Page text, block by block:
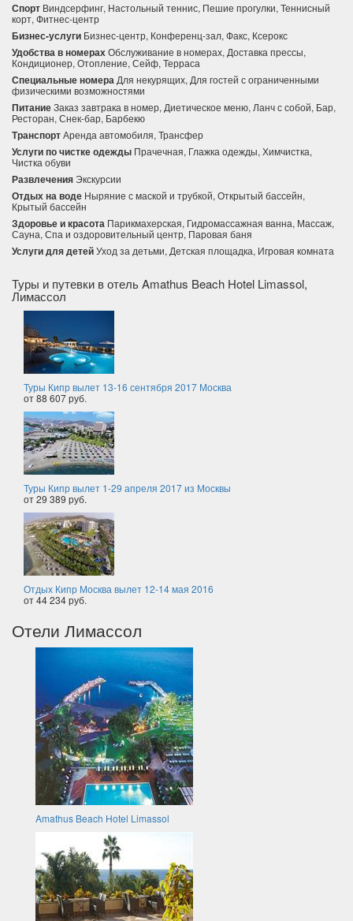
Спорт Виндсерфинг, Настольный теннис, Пешие прогулки, Теннисный
корт, Фитнес-центр
Бизнес-услуги Бизнес-центр, Конференц-зал, Факс, Ксерокс
Удобства в номерахОбслуживание в номерах, Доставка прессы,
Кондиционер, Отопление, Сейф, Терраса
Специальные номера Для некурящих, Для гостей с ограниченными
физическими возможностями
ПитаниеЗаказ завтрака в номер, Диетическое меню, Ланч с собой, Бар,
Ресторан, Снек-бар, Барбекю
ТранспортАренда автомобиля, Трансфер
Услуги по чистке одежды Прачечная, Глажка одежды, Химчистка,
Чистка обуви
Развлечения Экскурсии
Отдых на воде Ныряние с маской и трубкой, Открытый бассейн,
Крытый бассейн
Здоровье и красота Парикмахерская, Гидромассажная ванна, Массаж,
Сауна, Спа и оздоровительный центр, Паровая баня
Услуги для детейУход за детьми, Детская площадка, Игровая комната
Туры и путевки в отель Amathus Beach Hotel Limassol,
Лимассол
Туры Кипр вылет 13-16 сентября 2017 Москва
от 88 607 руб.
Туры Кипр вылет 1-29 апреля 2017 из Москвы
от 29 389 руб.
Отдых Кипр Москва вылет 12-14 мая 2016
от 44 234 руб.
Отели Лимассол
Amathus Beach Hotel Limassol